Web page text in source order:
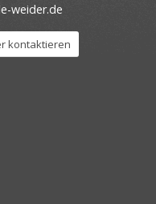
weider.de
kontaktieren